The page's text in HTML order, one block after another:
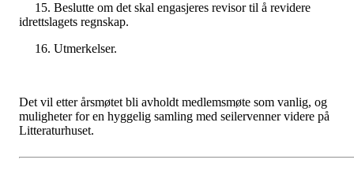
15. Beslutte om det skal engasjeres revisor til å revidere
idrettslagets regnskap.
16. Utmerkelser.
Det vil etter årsmøtet bli avholdt medlemsmøte som vanlig, og
muligheter for en hyggelig samling med seilervenner videre på
Litteraturhuset.